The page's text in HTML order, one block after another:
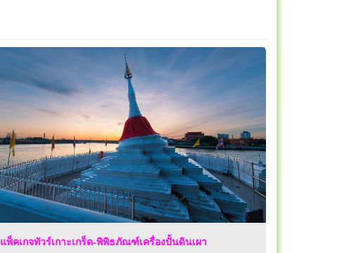
แพ็คเกจทัวร์เกาะเกร็ด-พิพิธภัณฑ์เครื่องปั้นดินเผา